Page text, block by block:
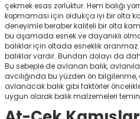
çekmek esas zorluktur. Hem balığı
kopmaması için oldukça iyi bir olta
deneyimle beraber kaliteli bir olta
bu aşamada esnek ve dayanıklı
balıklar için oltada esneklik
balıklar vardır. Bundan dolayı da
Bu sebeple de avlanan balık,
avcılığında bu yüzden ön
avlanacak balık gibi faktörler
uygun olarak balık malzemeleri